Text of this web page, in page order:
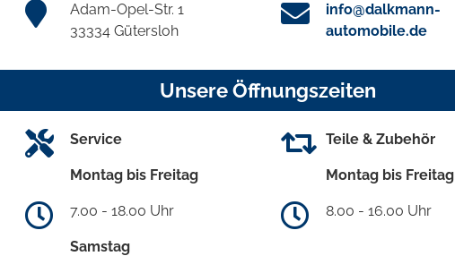
Adam-Opel-Str. 1
33334 Gütersloh
info@dalkmann-
automobile.de
Unsere Öffnungszeiten
Service
Montag bis Freitag
7.00 - 18.00 Uhr
Samstag
Teile & Zubehör
Montag bis Freitag
8.00 - 16.00 Uhr